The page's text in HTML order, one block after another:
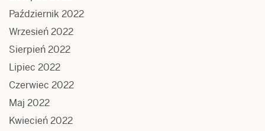
Październik 2022
Wrzesień 2022
Sierpień 2022
Lipiec 2022
Czerwiec 2022
Maj 2022
Kwiecień 2022